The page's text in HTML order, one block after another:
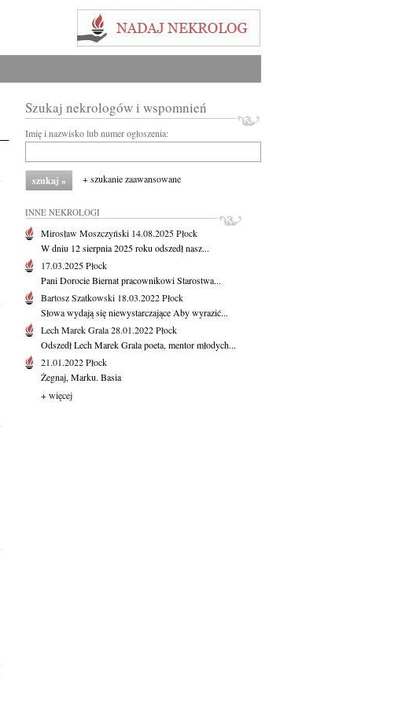
Szukaj nekrologów i wspomnień
Imię i nazwisko lub numer ogłoszenia:
+ szukanie zaawansowane
INNE NEKROLOGI
Mirosław Moszczyński 14.08.2025Płock
W dniu 12 sierpnia 2025 roku odszedł nasz...
17.03.2025Płock
Pani Dorocie Biernat pracownikowi Starostwa...
Bartosz Szatkowski 18.03.2022Płock
Słowa wydają się niewystarczające Aby wyrazić...
Lech Marek Grala28.01.2022Płock
Odszedł Lech Marek Grala poeta, mentor młodych...
21.01.2022Płock
Żegnaj, Marku. Basia
+ więcej